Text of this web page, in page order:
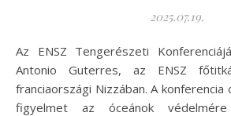
2025.07.19.
Az ENSZ Tengerészeti Konferenciájának nyitóbeszédét
Antonio Guterres, az ENSZ
franciaországi Nizzában. A konferencia
figyelmet az óceánok